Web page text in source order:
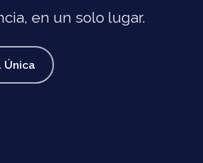
en un solo lugar.
Única